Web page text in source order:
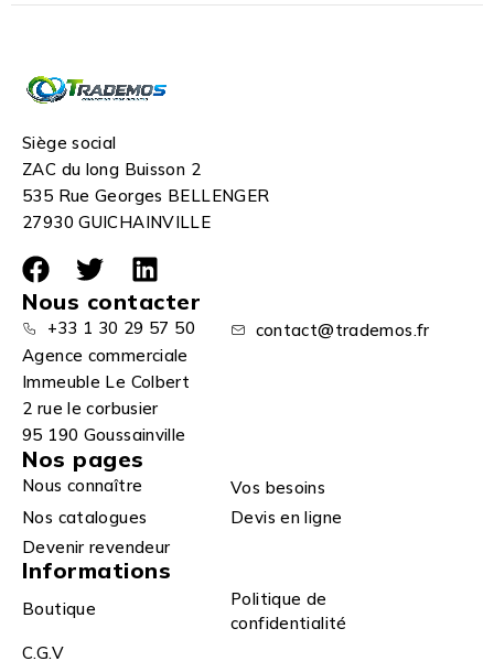
Siège social
ZAC du long Buisson 2
535 Rue Georges BELLENGER
27930 GUICHAINVILLE
Nous contacter
+33 1 30 29 57 50
contact@trademos.fr
Agence commerciale
Immeuble Le Colbert
2 rue le corbusier
95 190 Goussainville
Nos pages
Nous connaître
Vos besoins
Nos catalogues
Devis en ligne
Devenir revendeur
Informations
Boutique
Politique de
confidentialité
C.G.V